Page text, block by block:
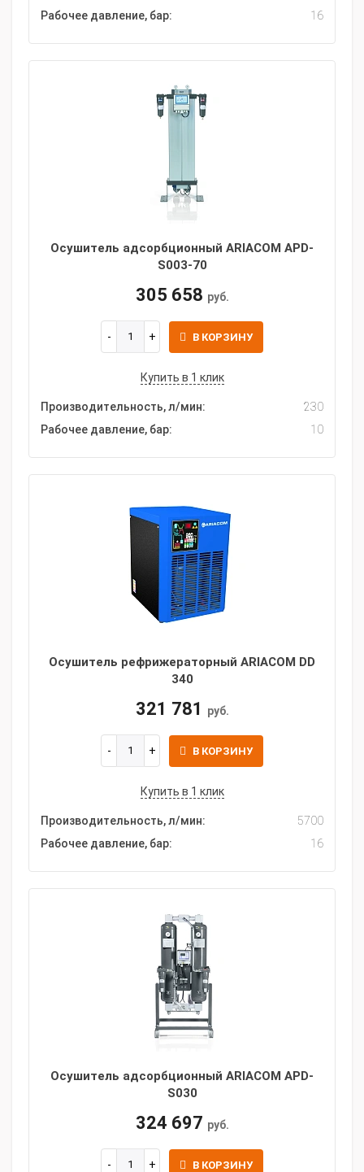
Рабочее давление, бар:
16
Осушитель адсорбционный ARIACOM APD-
S003-70
305 658 руб.
В КОРЗИНУ
Купить в 1 клик
Производительность, л/мин:
230
Рабочее давление, бар:
10
Осушитель рефрижераторный ARIACOM DD
340
321 781 руб.
В КОРЗИНУ
Купить в 1 клик
Производительность, л/мин:
5700
Рабочее давление, бар:
16
Осушитель адсорбционный ARIACOM APD-
S030
324 697 руб.
В КОРЗИНУ